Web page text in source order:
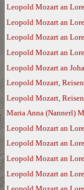
Leopold Mozart an
Leopold Mozart an
Leopold Mozart an
Leopold Mozart an
Leopold Mozart an
Leopold Mozart,
Leopold Mozart,
Maria Anna (Nannerl)
Leopold Mozart an
Leopold Mozart an
Leopold Mozart an
Leopold Mozart an